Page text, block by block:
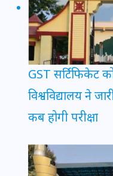
GST सर्टिफिकेट
विश्वविद्यालय ने
कब होगी परीक्षा